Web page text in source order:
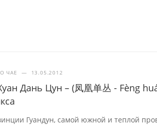
ЧАЕ — 13.05.2012
Дань Цун – (凤凰单丛 - Fèng
Гуандун, самой южной и теплой